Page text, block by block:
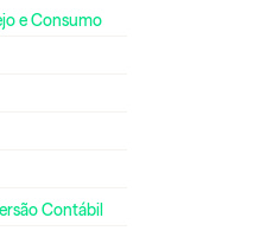
e Consumo
Contábil